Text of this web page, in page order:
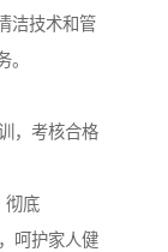
洁技术和管
，考核合格
彻底
呵护家人健